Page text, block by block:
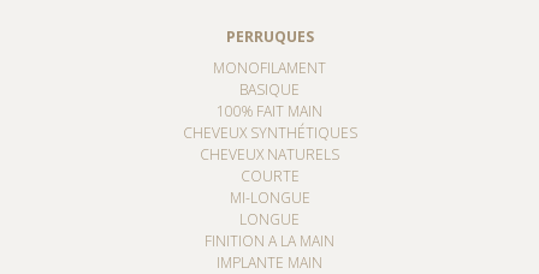
PERRUQUES
MONOFILAMENT
BASIQUE
100% FAIT MAIN
CHEVEUX SYNTHÉTIQUES
CHEVEUX NATURELS
COURTE
MI-LONGUE
LONGUE
FINITION A LA MAIN
IMPLANTE MAIN